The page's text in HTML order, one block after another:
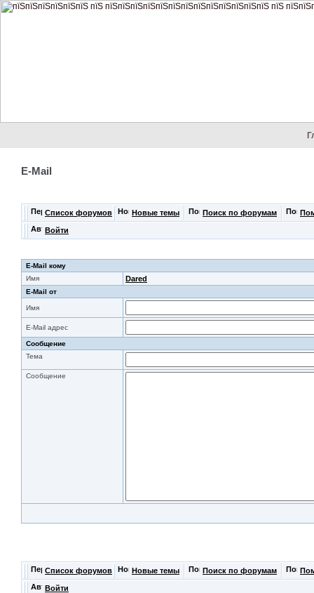
E-Mail
Список форумов Новые темы Поиск по форумам
Войти
E-Mail кому
Имя
Dared
E-Mail от
Имя
E-Mail адрес
Сообщение
Тема
Сообщение
Список форумов Новые темы Поиск по форумам
Войти